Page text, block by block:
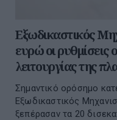
Εξωδικαστικός
ευρώ οι ρυθμίσεις
λειτουργίας της
Σημαντικό ορόσημο
Εξωδικαστικός
ξεπέρασαν τα 20